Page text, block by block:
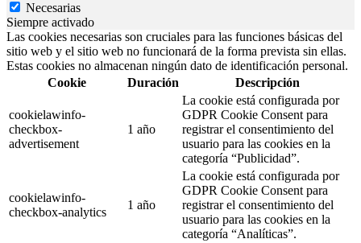
Necesarias
Siempre activado
Las cookies necesarias son cruciales para las funciones básicas del
sitio web y el sitio web no funcionará de la forma prevista sin ellas.
Estas cookies no almacenan ningún dato de identificación personal.
Cookie
Duración Descripción
cookielawinfo-
checkbox-
advertisement
1 año
La cookie está configurada por
GDPR Cookie Consent para
registrar el consentimiento del
usuario para las cookies en la
categoría “Publicidad”.
cookielawinfo-
checkbox-analytics
1 año
La cookie está configurada por
GDPR Cookie Consent para
registrar el consentimiento del
usuario para las cookies en la
categoría “Analíticas”.